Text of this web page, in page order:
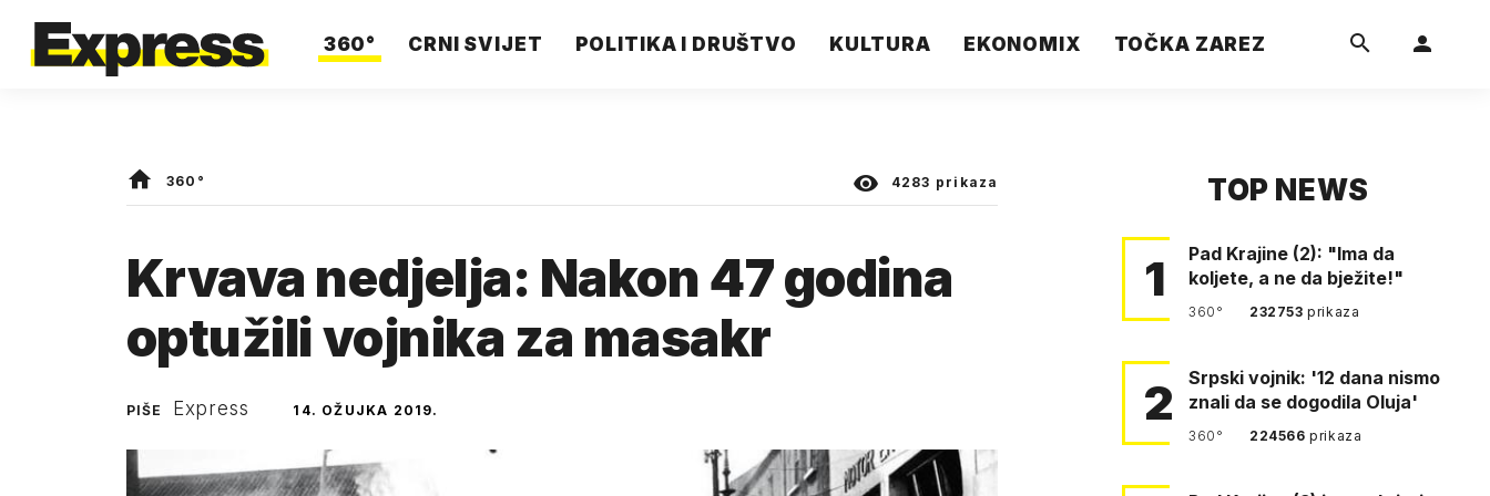
360° CRNI SVIJET POLITIKA I DRUŠTVO KULTURA EKONOMIX TOČKA ZAREZ
360° 4283 prikaza
Krvava nedjelja: Nakon 47 godina
optužili vojnika za masakr
PIŠE Express 14. OŽUJKA 2019.
TOP NEWS
1
Pad Krajine (2): "Ima da
koljete, a ne da bježite!"
360° 232753prikaza
2
Srpski vojnik: '12 dana nismo
znali da se dogodila Oluja'
360° 224566prikaza